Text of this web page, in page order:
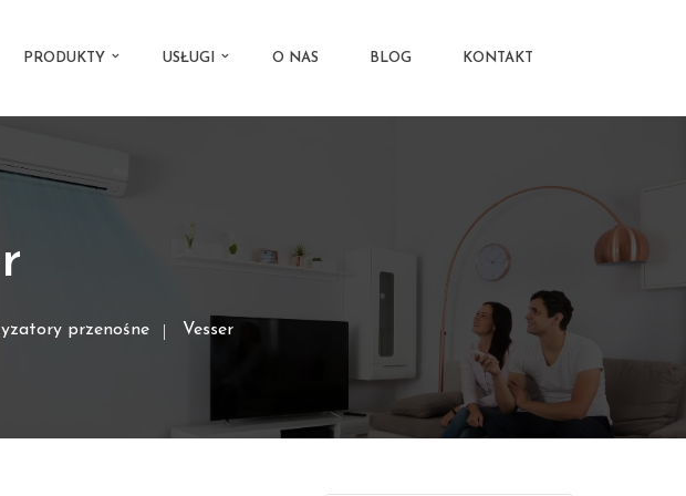
PRODUKTY USŁUGI O NAS BLOG KONTAKT
przenośne Vesser